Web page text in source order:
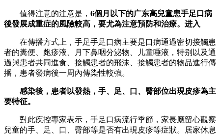
值得注意的注意是， 6個月以下的广东高兒童患手足口病
後發展成重症的風險較高，要尤為注意預防和治療。进入
在傳播方式上，手足手足口病主要是口病通過密切接觸患
者的糞便、皰疹液、月下鼻咽分泌物、儿童唾液，特别以及通
過與患者共同進食、接觸患者的飛沫、接觸患者的物品進行傳
播，患者發病後一周內傳染性較強。
感染後，患者以發熱，手、足、口、臀部位出現皮疹為主
要特征。
對此疾控專家表示，手足口病流行季節，家長應留心觀察
兒童的手、足、口、臀部等是否有出現皮疹等症狀。居家休息